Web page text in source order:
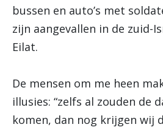
bussen en auto’s met
zijn aangevallen in de zuid-
Eilat.
De mensen om me heen
illusies: “zelfs al zouden de
komen, dan nog krijgen wij